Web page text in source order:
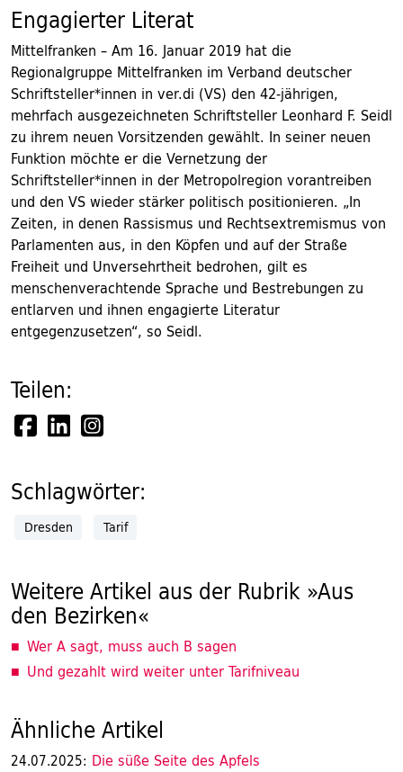
Engagierter Literat
Mittelfranken – Am 16. Januar 2019 hat die
Regionalgruppe Mittelfranken im Verband deutscher
Schriftsteller*innen in ver.di (VS) den 42-jährigen,
mehrfach ausgezeichneten Schriftsteller Leonhard F. Seidl
zu ihrem neuen Vorsitzenden gewählt. In seiner neuen
Funktion möchte er die Vernetzung der
Schriftsteller*innen in der Metropolregion vorantreiben
und den VS wieder stärker politisch positionieren. „In
Zeiten, in denen Rassismus und Rechtsextremismus von
Parlamenten aus, in den Köpfen und auf der Straße
Freiheit und Unversehrtheit bedrohen, gilt es
menschenverachtende Sprache und Bestrebungen zu
entlarven und ihnen engagierte Literatur
entgegenzusetzen“, so Seidl.
Teilen:
Schlagwörter:
Dresden Tarif
Weitere Artikel aus der Rubrik »Aus
den Bezirken«
Wer A sagt, muss auch B sagen
Und gezahlt wird weiter unter Tarifniveau
Ähnliche Artikel
24.07.2025: Die süße Seite des Apfels